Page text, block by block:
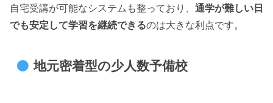
自宅受講が可能なシステムも整っており、 通学が難しい日
でも安定して学習を継続できるのは大きな利点です。
地元密着型の少人数予備校